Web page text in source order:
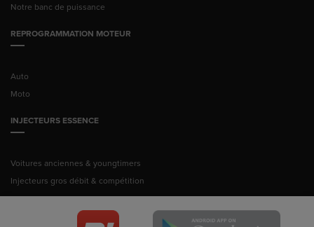
Notre banc de puissance
REPROGRAMMATION MOTEUR
Auto
Moto
INJECTEURS ESSENCE
Voitures anciennes & youngtimers
Injecteurs gros débit & compétition
© Pussance Injection 2026 - Mentions légales